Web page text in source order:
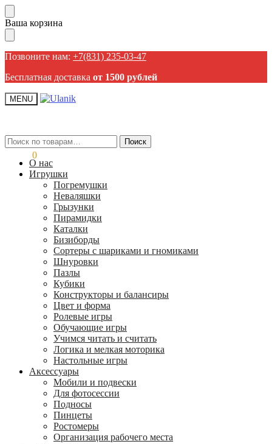
Пропустить
навигацию
Перейти
к
содержанию
Ваша корзина
Позвоните нам: +7(831) 235-03-47
Бесплатная доставка от 1500 рублей
MENU
Искать: Поиск
0
Искать: Поиск
О нас
Игрушки
Погремушки
Неваляшки
Грызунки
Пирамидки
Каталки
Бизиборды
Сортеры с шариками и гномиками
Шнуровки
Пазлы
Кубики
Конструкторы и балансиры
Цвет и форма
Ролевые игры
Обучающие игры
Учимся читать и считать
Логика и мелкая моторика
Настольные игры
Аксессуары
Мобили и подвески
Для фотосессии
Подносы
Пинцеты
Ростомеры
Организация рабочего места